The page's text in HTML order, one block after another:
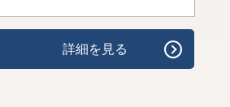
詳細を見る